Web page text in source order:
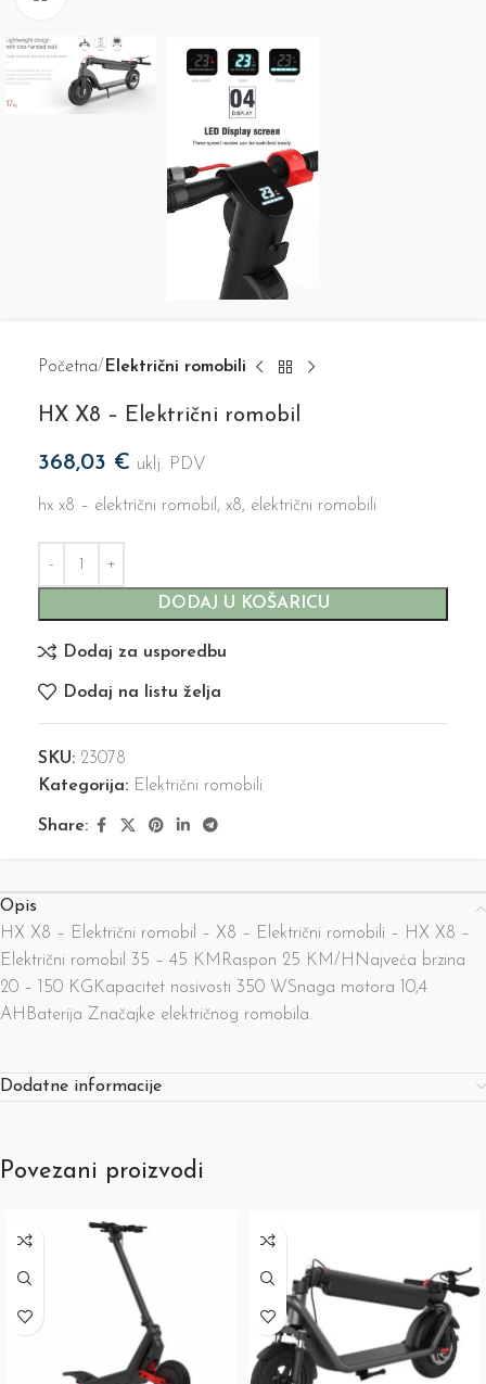
Početna Električni romobili
HX X8 – Električni romobil
368,03 € uklj. PDV
hx x8 – električni romobil, x8, električni romobili
DODAJ U KOŠARICU
Dodaj za usporedbu
Dodaj na listu želja
SKU: 23078
Kategorija: Električni romobili
Share:
Opis
HX X8 – Električni romobil – X8 – Električni romobili – HX X8 –
Električni romobil 35 – 45 KMRaspon 25 KM/HNajveća brzina
20 – 150 KGKapacitet nosivosti 350 WSnaga motora 10,4
AHBaterija Značajke električnog romobila.
Dodatne informacije
Povezani proizvodi